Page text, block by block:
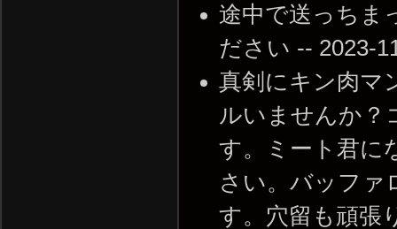
途中で送っちま
ださい -- 2023-
真剣にキン肉マ
ルいませんか？
す。ミート君に
さい。バッファ
す。穴留も頑張